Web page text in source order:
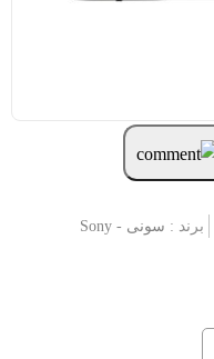
برند : سونی - Sony